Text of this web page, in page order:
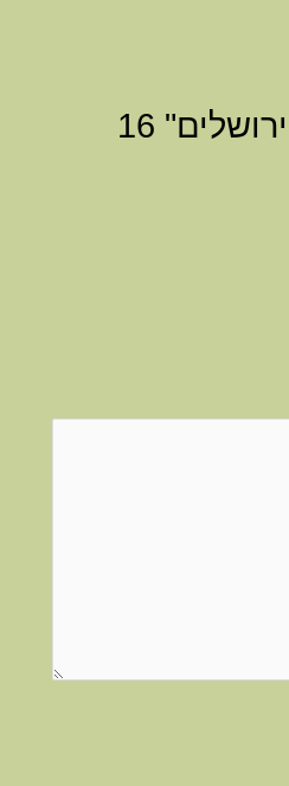
היה הראשון לכתוב סקירה “גביע קידוש פיוטר עם רגל "ירושלים" 16